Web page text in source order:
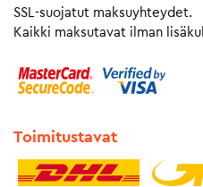
SSL-suojatut maksuyhteydet.
Kaikki maksutavat ilman
Toimitustavat